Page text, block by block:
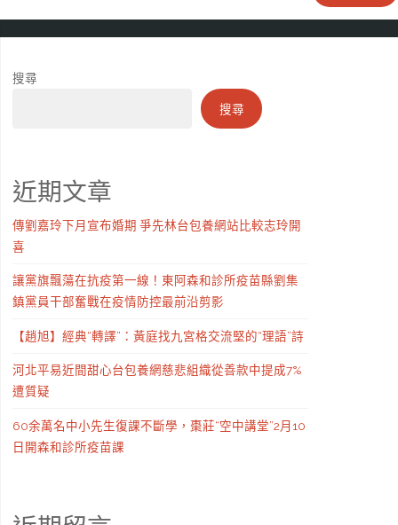
搜尋
搜尋
近期文章
傳劉嘉玲下月宣布婚期 爭先林台包養網站比較志玲開
喜
讓黨旗飄蕩在抗疫第一線！東阿森和診所疫苗縣劉集
鎮黨員干部奮戰在疫情防控最前沿剪影
【趙旭】經典“轉譯”：黃庭找九宮格交流堅的“理語”詩
河北平易近間甜心台包養網慈悲組織從善款中提成7%
遭質疑
60余萬名中小先生復課不斷學，棗莊“空中講堂”2月10
日開森和診所疫苗課